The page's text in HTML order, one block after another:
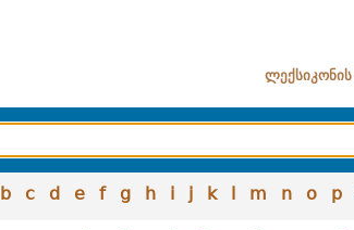
ლექსიკონის
b c d e f g h i j k l m n o p